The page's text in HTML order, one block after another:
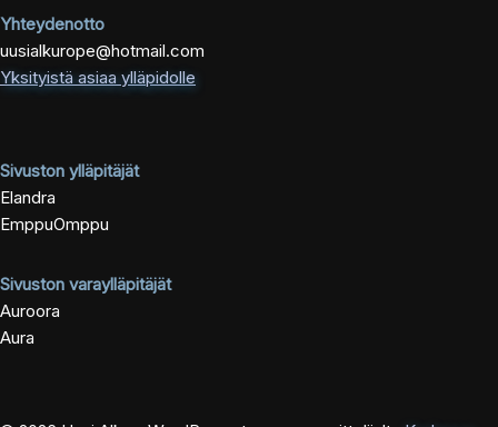
Yhteydenotto
uusialkurope@hotmail.com
Yksityistä asiaa ylläpidolle
Sivuston ylläpitäjät
Elandra
EmppuOmppu
Sivuston varaylläpitäjät
Auroora
Aura